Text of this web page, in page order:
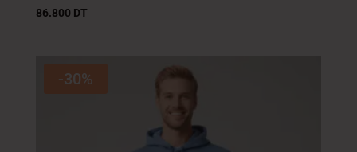
86.800 DT
-30%